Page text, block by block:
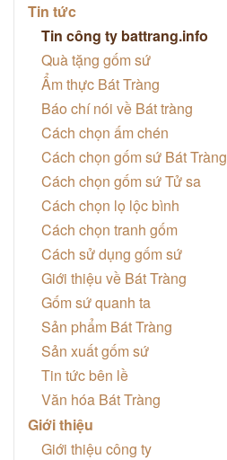
Tin tức
Tin công ty battrang.info
Quà tặng gốm sứ
Ẩm thực Bát Tràng
Báo chí nói về Bát tràng
Cách chọn ấm chén
Cách chọn gốm sứ Bát Tràng
Cách chọn gốm sứ Tử sa
Cách chọn lọ lộc bình
Cách chọn tranh gốm
Cách sử dụng gốm sứ
Giới thiệu về Bát Tràng
Gốm sứ quanh ta
Sản phẩm Bát Tràng
Sản xuất gốm sứ
Tin tức bên lề
Văn hóa Bát Tràng
Giới thiệu
Giới thiệu công ty